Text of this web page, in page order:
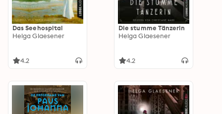
Das Seehospital
Helga Glaesener
4.2
Die stumme Tänzerin
Helga Glaesener
4.2